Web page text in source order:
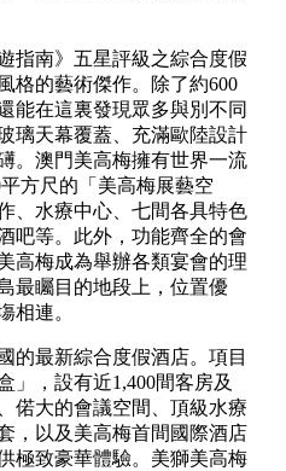
指南》五星評級之綜合度假
格的藝術傑作。除了約600
能在這裏發現眾多與別不同
璃天幕覆蓋、充滿歐陸設計
。澳門美高梅擁有世界一流
方尺的「美高梅展藝空
、水療中心、七間各具特色
吧等。此外，功能齊全的會
高梅成為舉辦各類宴會的理
最矚目的地段上，位置優
相連。
的最新綜合度假酒店。項目
」，設有近1,400間客房及
偌大的會議空間、頂級水療
，以及美高梅首間國際酒店
極致豪華體驗。美獅美高梅